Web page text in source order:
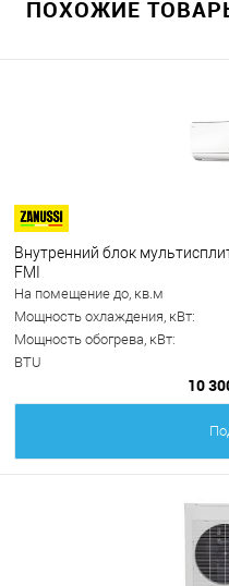
ПОХОЖИЕ
Внутренний блок
FMI
На помещение до, кв.м
Мощность охлаждения, кВт:
Мощность обогрева, кВт:
BTU
10